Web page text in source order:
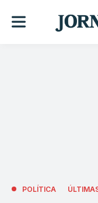
POLÍTICA